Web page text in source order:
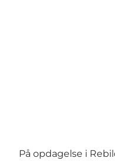
På opdagelse i